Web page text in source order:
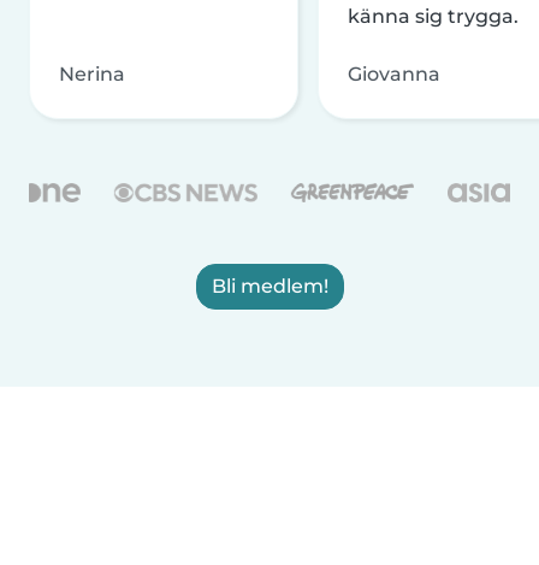
Nerina
känna sig trygga.
Giovanna
Bli medlem!